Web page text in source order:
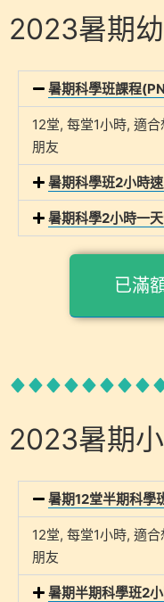
2023暑期
暑期科學班課程
12堂, 每堂1小時, 適
朋友
暑期科學班2小時
暑期科學2小時一
已滿
2023暑期
暑期12堂半期科學
12堂, 每堂1小時, 適
朋友
暑期半期科學班2